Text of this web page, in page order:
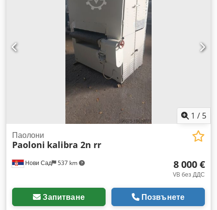
1 / 5
Нови Сад 537 km
Паолони
Paoloni kalibra 2n rr
8 000 €
VB без ДДС
Запитване Позвънете